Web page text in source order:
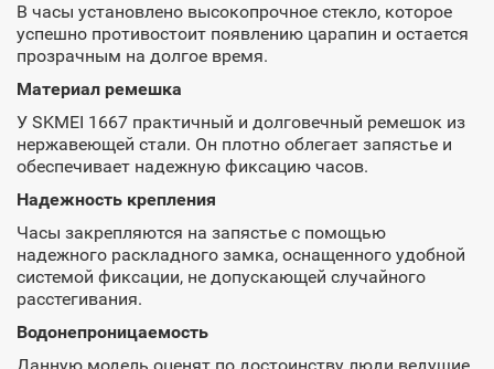
В часы установлено высокопрочное стекло, которое
успешно противостоит появлению царапин и остается
прозрачным на долгое время.
Материал ремешка
У SKMEI 1667 практичный и долговечный ремешок из
нержавеющей стали. Он плотно облегает запястье и
обеспечивает надежную фиксацию часов.
Надежность крепления
Часы закрепляются на запястье с помощью
надежного раскладного замка, оснащенного удобной
системой фиксации, не допускающей случайного
расстегивания.
Водонепроницаемость